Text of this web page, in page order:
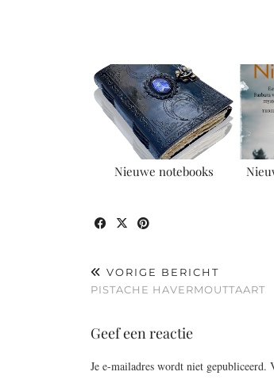
Nieuwe notebooks
VORIGE BERICHT
PISTACHE HAVERMOUTTAART
Geef een reactie
Je e-mailadres wordt niet gepubliceerd.